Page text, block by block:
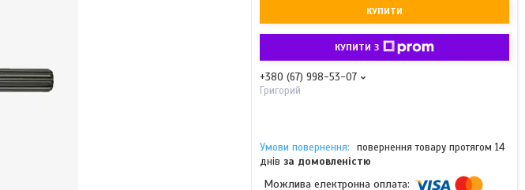
КУПИТИ
КУПИТИ З
+380 (67) 998-53-07
Григорий
повернення товару протягом 14
днів за домовленістю